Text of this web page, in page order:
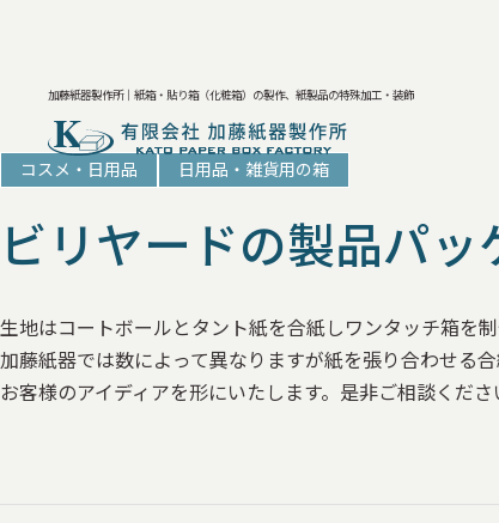
加藤紙器製作所｜紙箱・貼り箱（化粧箱）の製作、紙製品の特殊加工・装飾
コスメ・日用品 日用品・雑貨用の箱
ビリヤードの製品パッ
生地はコートボールとタント紙を合紙しワンタッチ箱を制
加藤紙器では数によって異なりますが紙を張り合わせる
お客様のアイディアを形にいたします。是非ご相談くださ